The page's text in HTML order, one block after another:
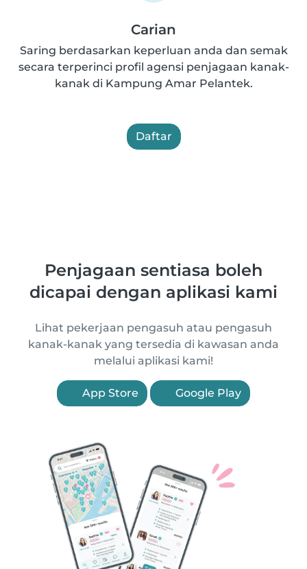
Carian
Saring berdasarkan keperluan anda dan semak
secara terperinci profil agensi penjagaan kanak-
kanak di Kampung Amar Pelantek.
Daftar
Penjagaan sentiasa boleh
dicapai dengan aplikasi kami
Lihat pekerjaan pengasuh atau pengasuh
kanak-kanak yang tersedia di kawasan anda
melalui aplikasi kami!
App Store Google Play